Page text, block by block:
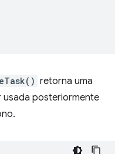
retorna uma
usada posteriormente